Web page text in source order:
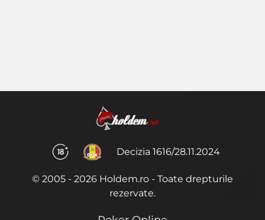
Decizia 1616/28.11.2024
© 2005 - 2026 Holdem.ro - Toate drepturile
rezervate.